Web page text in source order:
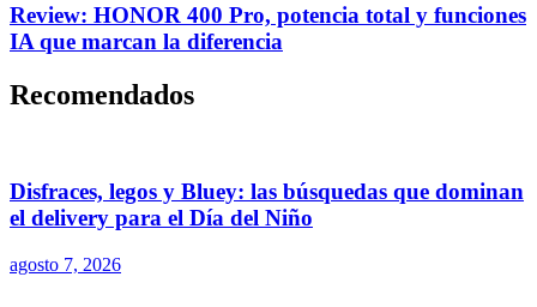
Review: HONOR 400 Pro, potencia total y funciones
IA que marcan la diferencia
Recomendados
Disfraces, legos y Bluey: las búsquedas que dominan
el delivery para el Día del Niño
agosto 7, 2026